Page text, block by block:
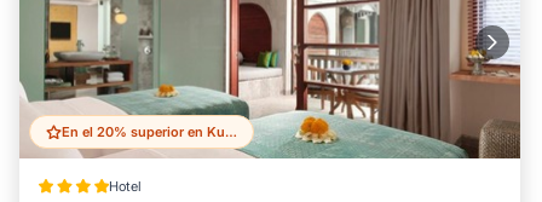
En el 20% superior en Kuta Selatan
Hotel